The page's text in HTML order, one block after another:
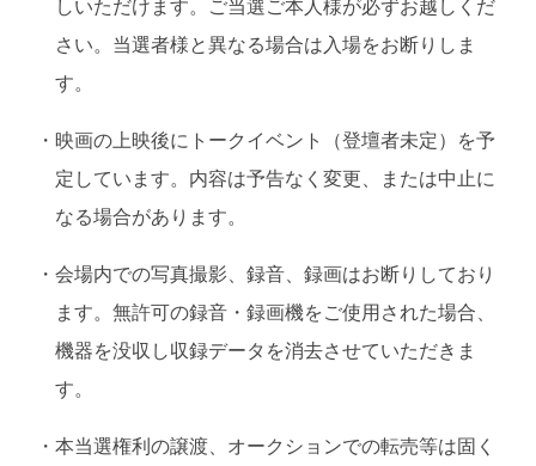
しいただけます。ご当選ご本人様が必ずお越しくだ
さい。当選者様と異なる場合は入場をお断りしま
す。
・ 映画の上映後にトークイベント（登壇者未定）を予
定しています。内容は予告なく変更、または中⽌に
なる場合があります。
・ 会場内での写真撮影、録⾳、録画はお断りしており
ます。無許可の録⾳・録画機をご使⽤された場合、
機器を没収し収録データを消去させていただきま
す。
・ 本当選権利の譲渡、オークションでの転売等は固く